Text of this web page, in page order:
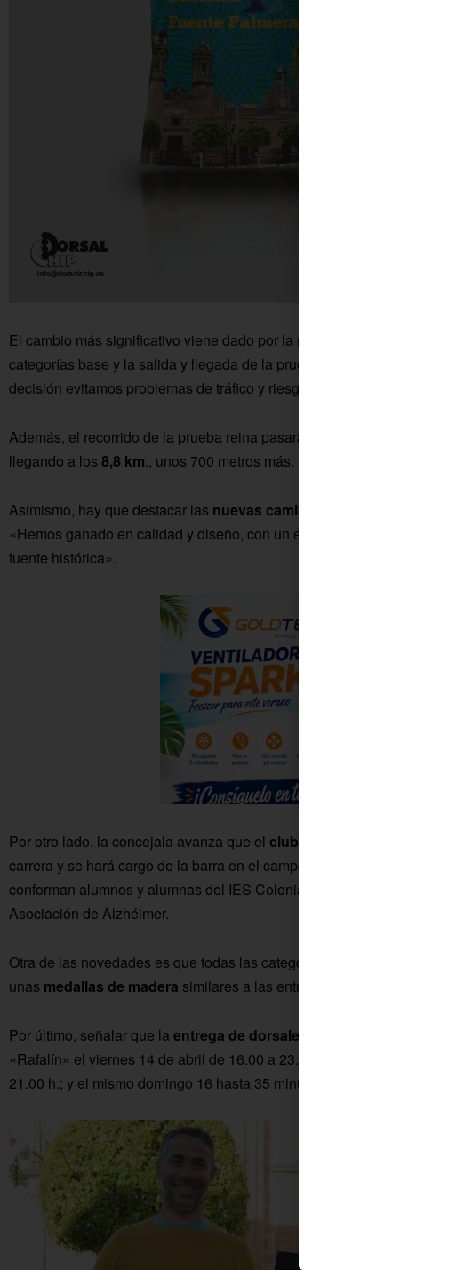
El cambio más significativo viene dado por la nueva ubicación del
categorías base y la salida y llegada de la prueba reina, que serán en el
decisión evitamos problemas de tráfico y riesgos», apunta Ángela Moreno.
Además, el recorrido de la prueba reina pasará por la
llegando a los 8,8 km., unos 700 metros más.
Asimismo, hay que destacar las nuevas camisetas
«Hemos ganado en calidad y diseño, con un estampado muy llamativo
fuente histórica».
Por otro lado, la concejala avanza que el club Atletismo TrotaColonia
carrera y se hará cargo de la barra en el campo de fútbol. El resto del
conforman alumnos y alumnas del IES Colonial y miembros de la junta
Asociación de Alzhéimer.
Otra de las novedades es que todas las categorías, excepto las de
unas medallas de madera similares a las entregadas en la Milla del Día
Por último, señalar que la entrega de dorsales
«Rafalín» el viernes 14 de abril de 16.00 a 23.00 h.; el sábado 15 de abril
21.00 h.; y el mismo domingo 16 hasta 35 minutos antes del comienzo de